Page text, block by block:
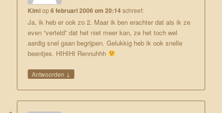
Kimiop6 februari 2006 om 20:14schreef:
Ja, ik heb er ook zo 2. Maar ik ben erachter dat als ik ze
even “verteld” dat het niet meer kan, ze het toch wel
aardig snel gaan begrijpen. Gelukkig heb ik ook snelle
beentjes. HIHIHI Rennuhhh
Antwoorden ↓